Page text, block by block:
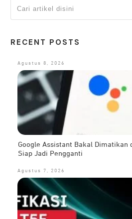
RECENT POSTS
Agustus 8, 2026
Google Assistant Bakal Dimatikan
Siap Jadi Pengganti
Agustus 7, 2026